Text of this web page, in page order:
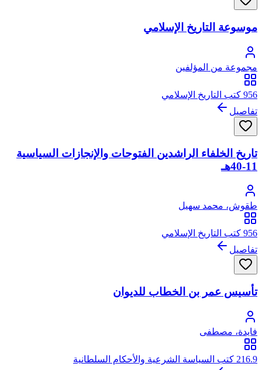
موسوعة التاريخ الإسلامي
مجموعة من المؤلفين
956 كتب التاريخ الإسلامي
تفاصيل
تاريخ الخلفاء الراشدين الفتوحات والإنجازات السياسية
11-40هـ
طقوش، محمد سهيل
956 كتب التاريخ الإسلامي
تفاصيل
تأسيس عمر بن الخطاب للديوان
فايدة، مصطفى
216.9 كتب السياسة الشرعية والأحكام السلطانية